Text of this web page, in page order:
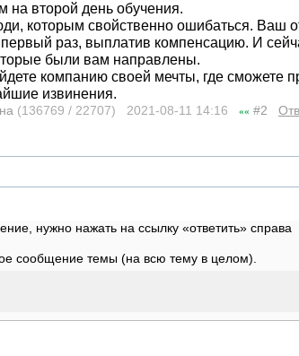
на второй день обучения.
которым свойственно ошибаться. Ваш
раз, выплатив компенсацию. И
были вам направлены.
компанию своей мечты, где сможете
извинения.
(136769 / 22707) 2021-08-11 14:16 «« #2
нужно нажать на ссылку «ответить» справа
сообщение темы (на всю тему в целом).